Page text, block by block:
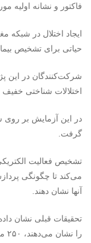
فاکتور و نشانه‌ اولیه
ایجاد اختلال در شبکه
حیاتی برای تشخیص
شرکت‌کنندگان در این
اختلالات شناختی خفیف
در این آزمایش بر روی
گرفت.
تشخیص فعالیت
می‌کند تا چگونگی
آنها نشان دهند.
تحقیقات قبلی نشان